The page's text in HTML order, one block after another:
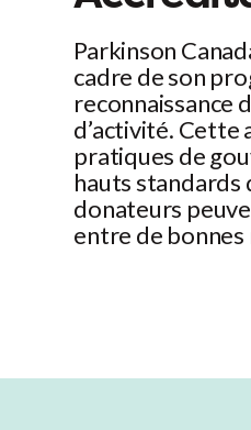
Parkinson
cadre de son
reconnaissance
d’activité.
pratiques de
hauts standards
donateurs
entre de bonnes